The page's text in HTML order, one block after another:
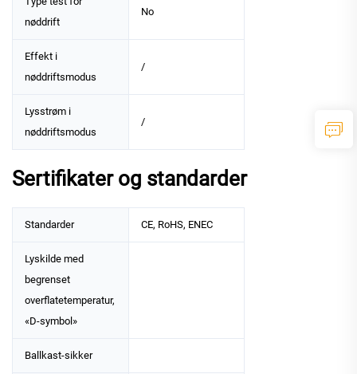
nøddrift
No
Effekt i
nøddriftsmodus
/
Lysstrøm i
nøddriftsmodus
/
Sertifikater og standarder
Standarder CE, RoHS, ENEC
Lyskilde med
begrenset
overflatetemperatur,
«D-symbol»
Ballkast-sikker